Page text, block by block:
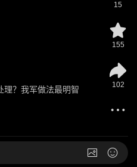
理？我军做法最明智
15
155
102